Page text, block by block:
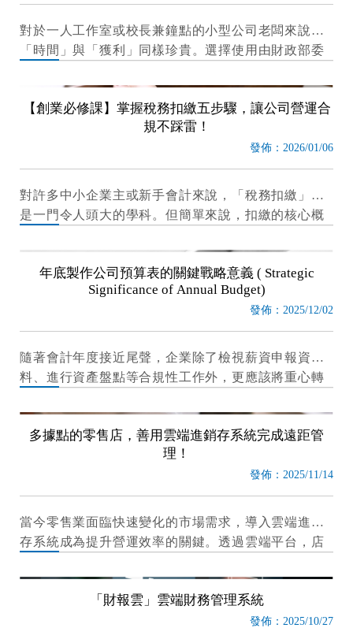
對於一人工作室或校長兼鐘點的小型公司老闆來說，
「時間」與「獲利」同樣珍貴。選擇使用由財政部委
稅、扣繳及營利事業所得稅申報，主要有以下三大核
心優勢：
【創業必修課】掌握稅務扣繳五步驟，讓公司營運合
規不踩雷！
發佈：2026/01/06
對許多中小企業主或新手會計來說，「稅務扣繳」常
是一門令人頭大的學科。但簡單來說，扣繳的核心概
依法必須先替國庫「代扣」一部分稅款，並在規定期
限內申報並繳納
年底製作公司預算表的關鍵戰略意義 ( Strategic
Significance of Annual Budget)
發佈：2025/12/02
隨著會計年度接近尾聲，企業除了檢視薪資申報資
料、進行資產盤點等合規性工作外，更應該將重心轉
份數字清單，它是企業未來一年的財務計畫基石、資
源分配指南，更是公
多據點的零售店，善用雲端進銷存系統完成遠距管
理！
發佈：2025/11/14
當今零售業面臨快速變化的市場需求，導入雲端進銷
存系統成為提升營運效率的關鍵。透過雲端平台，店
錯誤，提升庫存周轉率與補貨效率。
「財報雲」雲端財務管理系統
發佈：2025/10/27